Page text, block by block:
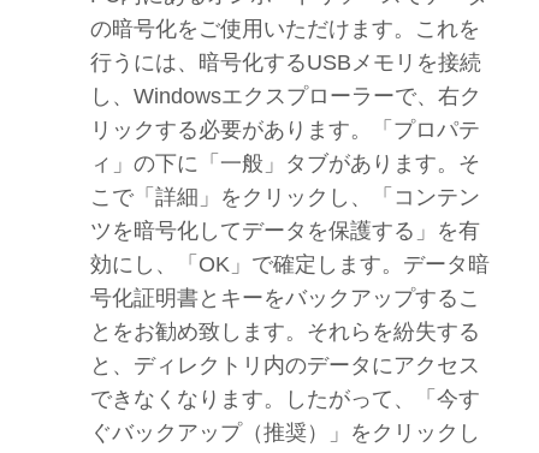
の暗号化をご使用いただけます。これを
行うには、暗号化するUSBメモリを接続
し、Windowsエクスプローラーで、右ク
リックする必要があります。「プロパテ
ィ」の下に「一般」タブがあります。そ
こで「詳細」をクリックし、「コンテン
ツを暗号化してデータを保護する」を有
効にし、「OK」で確定します。データ暗
号化証明書とキーをバックアップするこ
とをお勧め致します。それらを紛失する
と、ディレクトリ内のデータにアクセス
できなくなります。したがって、「今す
ぐバックアップ（推奨）」をクリックし